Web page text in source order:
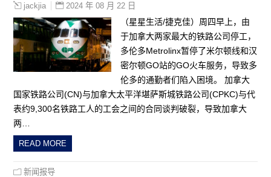
jackjia 2024 年 08 月 22 日
（星星生活/捷克佳）周四早上，由
于加拿大两家最大的铁路公司停工，
多伦多Metrolinx暂停了米尔顿线和汉
密尔顿GO站的GO火车服务，导致多
伦多的通勤者们陷入困境。 加拿大
国家铁路公司(CN)与加拿大太平洋堪萨斯城铁路公司(CPKC)与代
表约9,300名铁路工人的工会之间的合同谈判破裂，导致加拿大
两…
READ MORE
新闻报导